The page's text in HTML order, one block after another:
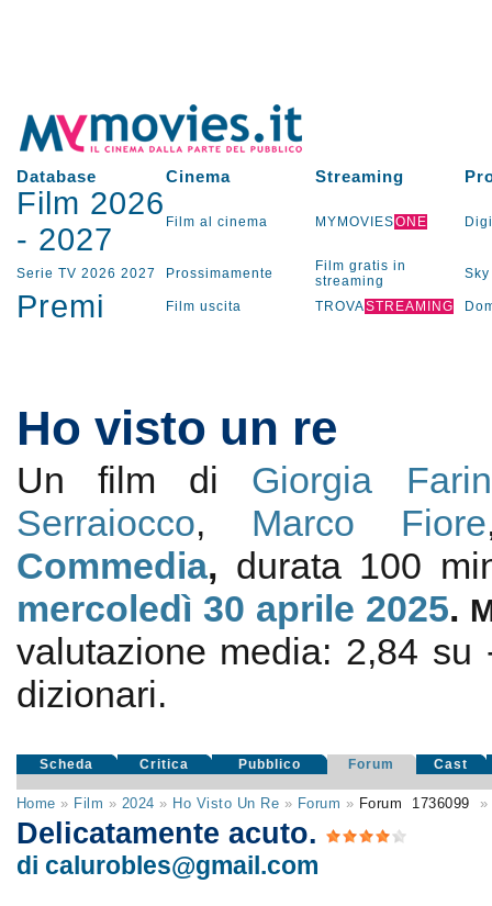
Database Cinema Streaming
Film 2026
- 2027 Film al cinema MYMOVIESONE
Serie TV 2026 2027 Prossimamente
Film gratis in
streaming
Sky
Premi Film uscita TROVASTREAMING
Ho visto un re
Un film di Giorgia
Serraiocco, Marco Fiore
Commedia, durata 100
mercoledì 30 aprile 2025.
valutazione media: 2,84 su
dizionari.
Scheda Critica Pubblico Forum Cast
Home » Film » 2024 » Ho Visto Un Re » Forum » Forum 1736099 »
Delicatamente acuto.
di calurobles@gmail.com